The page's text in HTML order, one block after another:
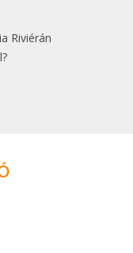
Riviérán